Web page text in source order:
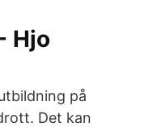
Hjo
på
Det kan